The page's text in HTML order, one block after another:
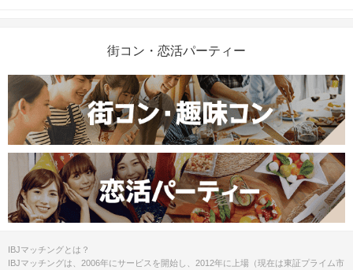
街コン・恋活パーティー
IBJマッチングとは？
IBJマッチングは、2006年にサービスを開始し、2012年に上場（現在は東証プライム市